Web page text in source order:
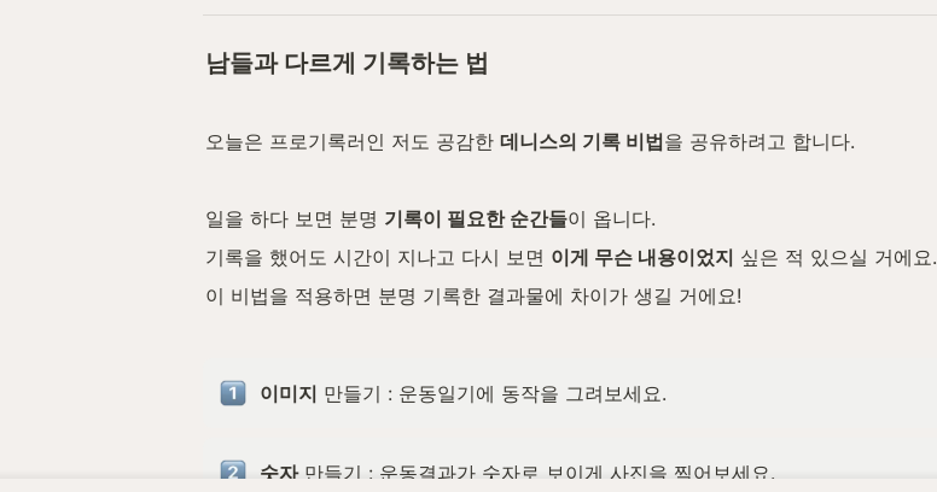
남들과 다르게 기록하는 법
오늘은 프로기록러인 저도 공감한 데니스의 기록 비법을 공유하려고 합니다.
일을 하다 보면 분명 기록이 필요한 순간들이 옵니다.
기록을 했어도 시간이 지나고 다시 보면 이게 무슨 내용이었지 싶은 적 있으실 거에요.
이 비법을 적용하면 분명 기록한 결과물에 차이가 생길 거에요!
이미지 만들기 : 운동일기에 동작을 그려보세요.
숫자 만들기 : 운동결과가 숫자로 보이게 사진을 찍어보세요.